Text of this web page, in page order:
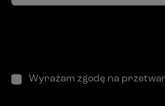
Wyrażam zgodę na